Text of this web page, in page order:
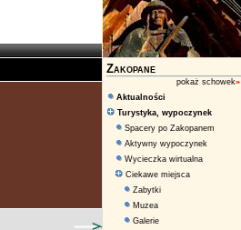
Zakopane
pokaż schowek»
Aktualności
Turystyka, wypoczynek
Spacery po Zakopanem
Aktywny wypoczynek
Wycieczka wirtualna
Ciekawe miejsca
Zabytki
Muzea
Galerie